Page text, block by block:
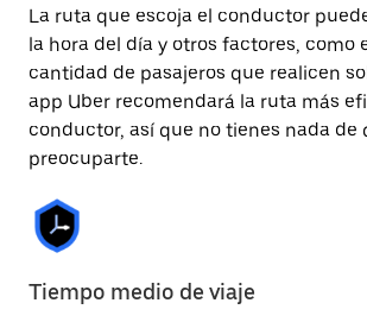
La ruta que escoja el conductor
la hora del día y otros factores, como
cantidad de pasajeros que realicen
app Uber recomendará la ruta más
conductor, así que no tienes nada de
preocuparte.
Tiempo medio de viaje